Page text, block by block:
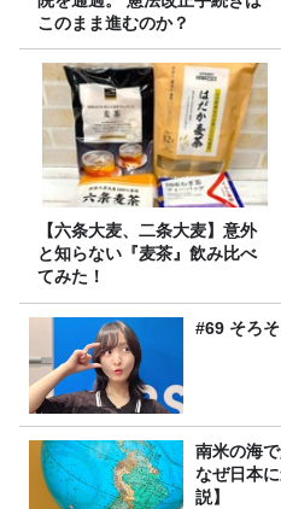
このまま進むのか？
【六条大麦、二条大麦】意外
と知らない『麦茶』飲み比べ
てみた！
#69 そろ
南米の海
なぜ日本
説】